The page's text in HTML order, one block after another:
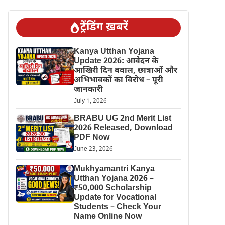
ट्रेंडिंग ख़बरें
Kanya Utthan Yojana
Update 2026: आवेदन के
आखिरी दिन बवाल, छात्राओं और
अभिभावकों का विरोध – पूरी
जानकारी
July 1, 2026
BRABU UG 2nd Merit List
2026 Released, Download
PDF Now
June 23, 2026
Mukhyamantri Kanya
Utthan Yojana 2026 –
₹50,000 Scholarship
Update for Vocational
Students – Check Your
Name Online Now